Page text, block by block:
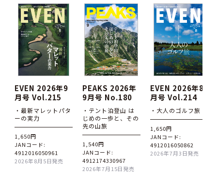
EVEN 2026年9
月号 Vol.215
・最新マレットパタ
ーの実力
1,650円
JANコード:
4912016050961
2026年8月5日発売
PEAKS 2026年
9月号 No.180
・テント泊登山 は
じめの一歩と、その
先の山旅
1,540円
JANコード:
4912174330967
2026年7月15日発売
EVEN 2026年8
月号 Vol.214
・大人のゴルフ旅
1,650円
JANコード:
4912016050862
2026年7月3日発売